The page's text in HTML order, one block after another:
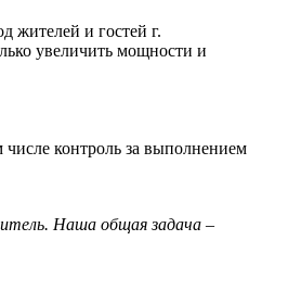
жителей и гостей г.
увеличить мощности и
числе контроль за выполнением
Наша общая задача –